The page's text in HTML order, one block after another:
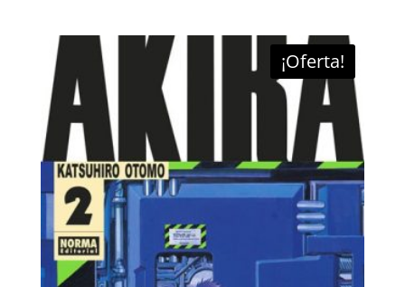
$25900.$23990.
¡Oferta!